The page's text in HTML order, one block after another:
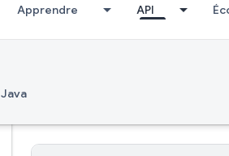
Apprendre API
Java